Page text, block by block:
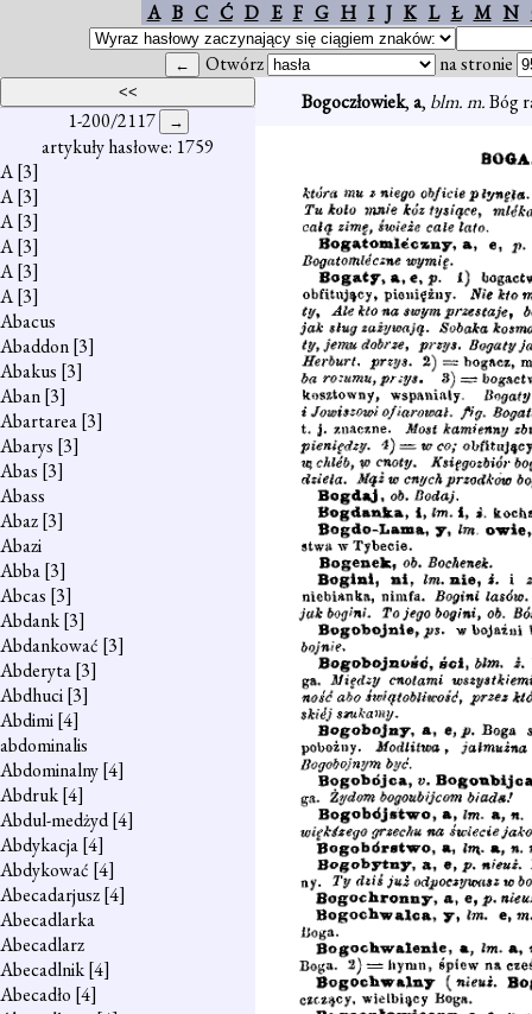
A B C Ć D E F G H I J K L Ł M N
Otwórz na stronie
1-200/2117
artykuły hasłowe: 1759
A[3]
A[3]
A[3]
A[3]
A[3]
A[3]
Abacus
Abaddon[3]
Abakus [3]
Aban[3]
Abartarea[3]
Abarys [3]
Abas [3]
Abass
Abaz[3]
Abazi
Abba[3]
Abcas [3]
Abdank[3]
Abdankować [3]
Abderyta[3]
Abdhuci[3]
Abdimi[4]
abdominalis
Abdominalny[4]
Abdruk[4]
Abdul-medżyd[4]
Abdykacja[4]
Abdykować [4]
Abecadarjusz[4]
Abecadlarka
Abecadlarz
Abecadlnik[4]
Abecadło [4]
Bogoczłowiek,a, blm. m.Bóg